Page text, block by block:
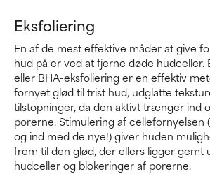
Eksfoliering
En af de mest effektive måder at give
hud på er ved at fjerne døde hudceller.
eller BHA-eksfoliering er en effektiv
fornyet glød til trist hud, udglatte
tilstopninger, da den aktivt trænger ind
porerne. Stimulering af cellefornyelsen
og ind med de nye!) giver huden
frem til den glød, der ellers ligger gemt
hudceller og blokeringer af porerne.